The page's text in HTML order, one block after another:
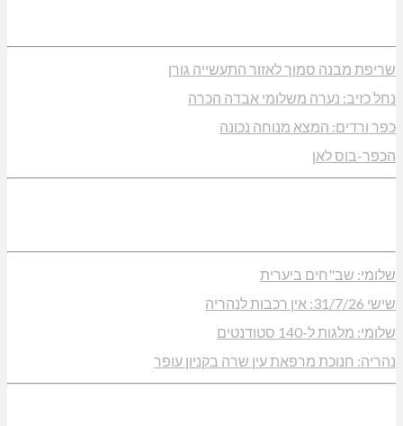
שריפת מבנה סמוך לאזור התעשייה גורן
נחל כזיב: נערה משלומי אבדה הכרה
כפר ורדים: המצא מנוחה נכונה
הכפר-בוס לאן
שלומי: שב"חים ביערית
שישי 31/7/26: אין רכבות לנהריה
שלומי: מלגות ל-140 סטודנטים
נהריה: חנוכת מרפאת עין שרה בקניון עופר